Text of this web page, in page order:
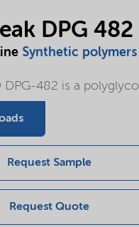
DPG 482
Synthetic polymers
482 is a polyglycol.
Request Sample
Request Quote